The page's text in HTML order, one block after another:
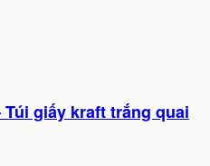
Túi giấy kraft trắng quai